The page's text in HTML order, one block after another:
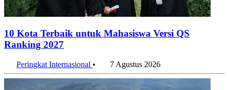
10 Kota Terbaik untuk Mahasiswa Versi QS
Ranking 2027
Peringkat Internasional • 7 Agustus 2026